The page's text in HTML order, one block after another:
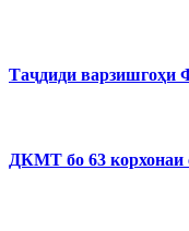
Таҷдиди варзишгоҳи
ДКМТ бо 63 корхонаи